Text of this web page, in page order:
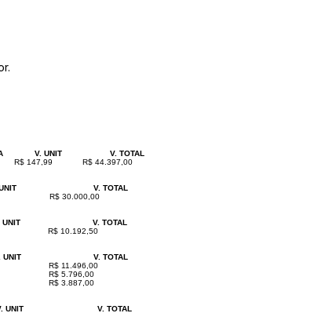
V. UNIT
V. TOTAL
R$ 147,99
R$ 44.397,00
V. TOTAL
R$ 30.000,00
UNIT
V. TOTAL
R$ 10.192,50
UNIT
V. TOTAL
R$ 11.496,00
R$ 5.796,00
R$ 3.887,00
UNIT V. TOTAL